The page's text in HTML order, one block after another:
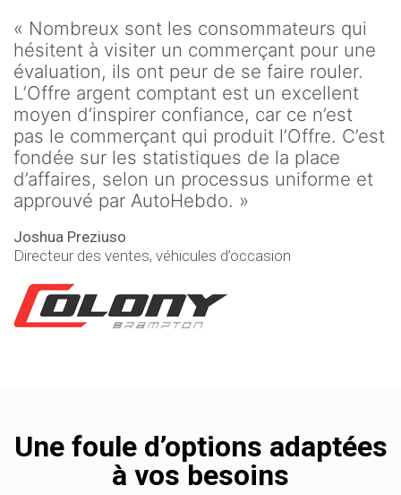
« Nombreux sont les consommateurs qui
hésitent à visiter un commerçant pour une
évaluation, ils ont peur de se faire rouler.
L’Offre argent comptant est un excellent
moyen d’inspirer confiance, car ce n’est
pas le commerçant qui produit l’Offre. C’est
fondée sur les statistiques de la place
d’affaires, selon un processus uniforme et
approuvé par AutoHebdo. »
Joshua Preziuso
Directeur des ventes, véhicules d’occasion
Une foule d’options adaptées
à vos besoins